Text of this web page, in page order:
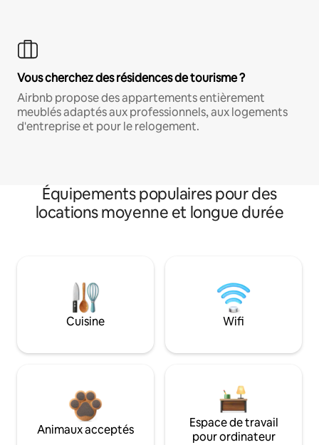
Vous cherchez des résidences de tourisme ?
Airbnb propose des appartements entièrement
meublés adaptés aux professionnels, aux logements
d'entreprise et pour le relogement.
Équipements populaires pour des
locations moyenne et longue durée
Cuisine Wifi
Animaux acceptés
Espace de travail
pour ordinateur